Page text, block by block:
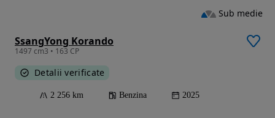
SsangYong Korando
1497 cm3 • 163 CP
Detalii verificate
2 256 km Benzina 2025
Sub medie